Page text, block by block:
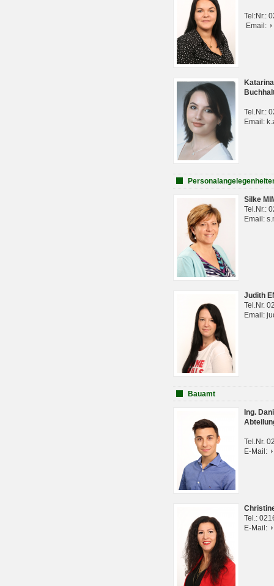
Tel:Nr.:
Email:
Tel.Nr.:
Email:
Silke
Tel.Nr.:
Email:
Judith
Tel.Nr.
Email:
Bauamt
Ing.
Tel.Nr.
E-Mail:
Tel.:
E-Mail: